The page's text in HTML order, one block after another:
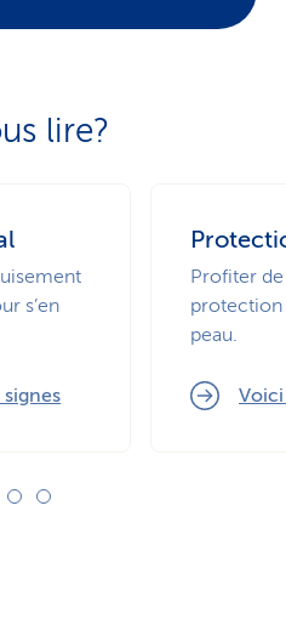
lire?
s’en
Profiter de
protection
peau.